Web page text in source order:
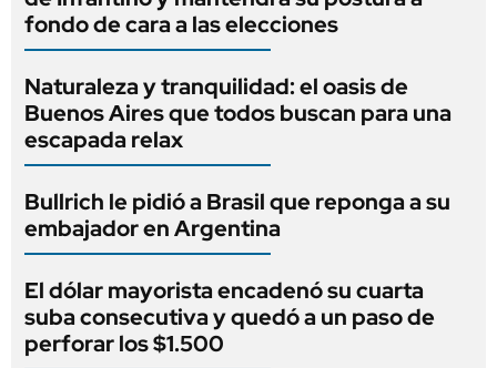
fondo de cara a las elecciones
Naturaleza y tranquilidad: el oasis de
Buenos Aires que todos buscan para una
escapada relax
Bullrich le pidió a Brasil que reponga a su
embajador en Argentina
El dólar mayorista encadenó su cuarta
suba consecutiva y quedó a un paso de
perforar los $1.500